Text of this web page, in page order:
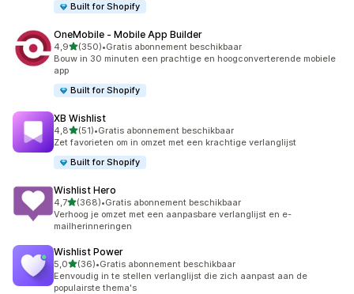
Built for Shopify
OneMobile ‑ Mobile App Builder
4,9van 5 sterren
(350)
350 recensies in totaal
•Gratis abonnement beschikbaar
Bouw in 30 minuten een prachtige en hoogconverterende mobiele
app
Built for Shopify
XB Wishlist
4,8van 5 sterren
(51)
51 recensies in totaal
•Gratis abonnement beschikbaar
Zet favorieten om in omzet met een krachtige verlanglijst
Built for Shopify
Wishlist Hero
4,7van 5 sterren
(368)
368 recensies in totaal
•Gratis abonnement beschikbaar
Verhoog je omzet met een aanpasbare verlanglijst en e-
mailherinneringen
Wishlist Power
5,0van 5 sterren
(36)
36 recensies in totaal
•Gratis abonnement beschikbaar
Eenvoudig in te stellen verlanglijst die zich aanpast aan de
populairste thema's